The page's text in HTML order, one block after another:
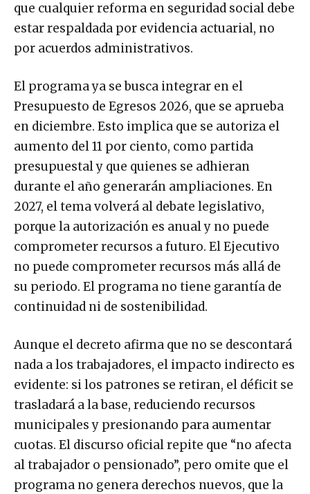
que cualquier reforma en seguridad social debe
estar respaldada por evidencia actuarial, no
por acuerdos administrativos.
El programa ya se busca integrar en el
Presupuesto de Egresos 2026, que se aprueba
en diciembre. Esto implica que se autoriza el
aumento del 11 por ciento, como partida
presupuestal y que quienes se adhieran
durante el año generarán ampliaciones. En
2027, el tema volverá al debate legislativo,
porque la autorización es anual y no puede
comprometer recursos a futuro. El Ejecutivo
no puede comprometer recursos más allá de
su periodo. El programa no tiene garantía de
continuidad ni de sostenibilidad.
Aunque el decreto afirma que no se descontará
nada a los trabajadores, el impacto indirecto es
evidente: si los patrones se retiran, el déficit se
trasladará a la base, reduciendo recursos
municipales y presionando para aumentar
cuotas. El discurso oficial repite que “no afecta
al trabajador o pensionado”, pero omite que el
programa no genera derechos nuevos, que la